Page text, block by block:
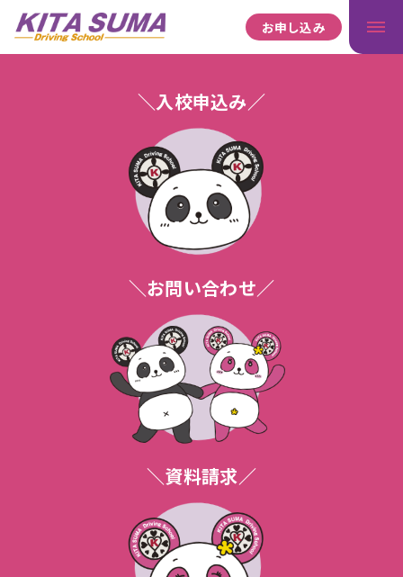
お申し込み
＼入校申込み／
＼お問い合わせ／
＼資料請求／